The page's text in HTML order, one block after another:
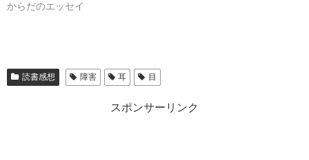
からだのエッセイ
読書感想 障害 耳 目
スポンサーリンク